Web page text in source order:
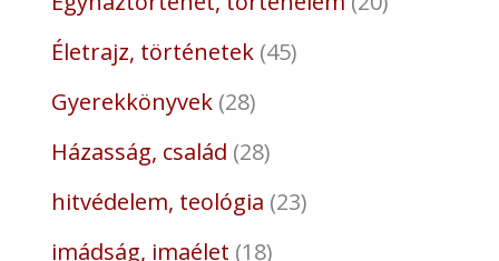
Életrajz, történetek 45
Gyerekkönyvek 28
Házasság, család 28
hitvédelem, teológia 23
imádság, imaélet 18